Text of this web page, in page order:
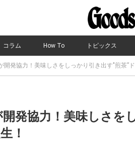
コラム How To トピックス
開発協力！美味しさをしっかり引き出す"煎茶”
発協力！美味しさを
！